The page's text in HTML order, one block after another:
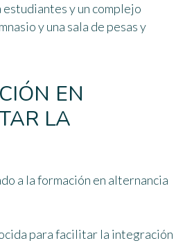
y un complejo
y una sala de pesas y
EN
LA
a la formación en alternancia
para facilitar la integración